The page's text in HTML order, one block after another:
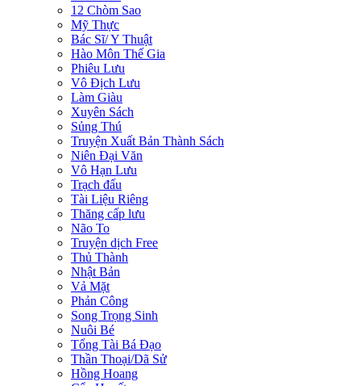
12 Chòm Sao
Mỹ Thực
Bác Sĩ/ Y Thuật
Hào Môn Thế Gia
Phiêu Lưu
Vô Địch Lưu
Làm Giàu
Xuyên Sách
Sủng Thú
Truyện Xuất Bản Thành Sách
Niên Đại Văn
Vô Hạn Lưu
Trạch đấu
Tài Liệu Riêng
Thăng cấp lưu
Não To
Truyện dịch Free
Thủ Thành
Nhật Bản
Vả Mặt
Phản Công
Song Trọng Sinh
Nuôi Bé
Tổng Tài Bá Đạo
Thần Thoại/Dã Sử
Hồng Hoang